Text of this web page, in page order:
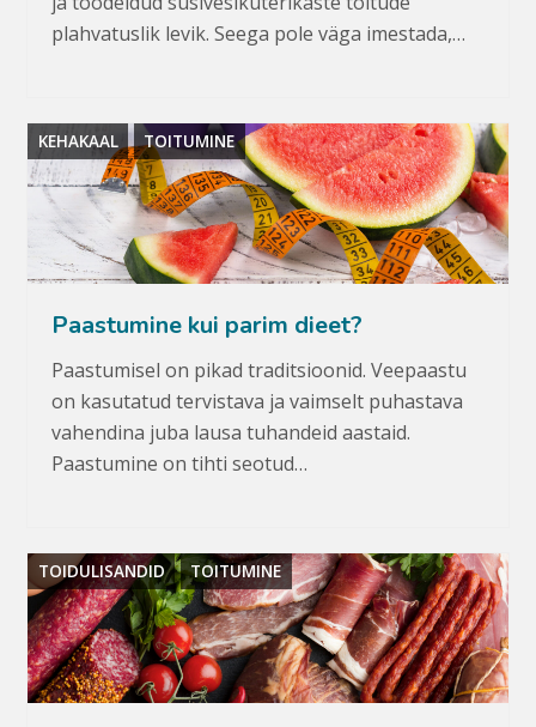
plahvatuslik levik. Seega pole väga imestada,…
KEHAKAAL TOITUMINE
Paastumine kui parim dieet?
Paastumisel on pikad traditsioonid. Veepaastu
on kasutatud tervistava ja vaimselt puhastava
vahendina juba lausa tuhandeid aastaid.
Paastumine on tihti seotud…
TOIDULISANDID TOITUMINE